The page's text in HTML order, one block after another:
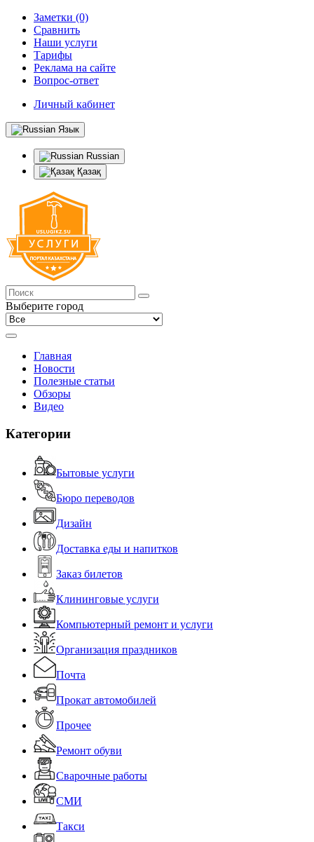
Заметки (0)
Сравнить
Наши услуги
Тарифы
Реклама на сайте
Вопрос-ответ
Личный кабинет
Язык
Russian
Қазақ
Выберите город
Главная
Новости
Полезные статьи
Обзоры
Видео
Категории
Бытовые услуги
Бюро переводов
Дизайн
Доставка еды и напитков
Заказ билетов
Клининговые услуги
Компьютерный ремонт и услуги
Организация праздников
Почта
Прокат автомобилей
Прочее
Ремонт обуви
Сварочные работы
СМИ
Такси